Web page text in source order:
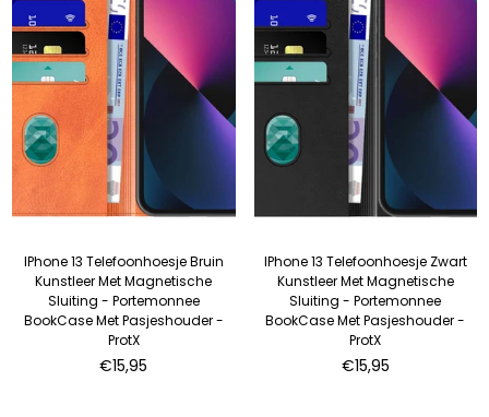
IPhone 13 Telefoonhoesje Bruin
Kunstleer Met Magnetische
Sluiting - Portemonnee
BookCase Met Pasjeshouder -
ProtX
Normale
€15,95
IPhone 13 Telefoonhoesje Zwart
Kunstleer Met Magnetische
Sluiting - Portemonnee
BookCase Met Pasjeshouder -
ProtX
Normale
€15,95